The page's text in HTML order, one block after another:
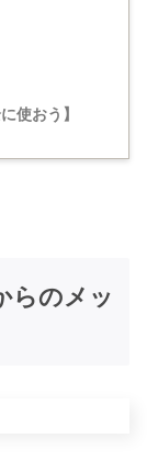
使おう】
らのメッ